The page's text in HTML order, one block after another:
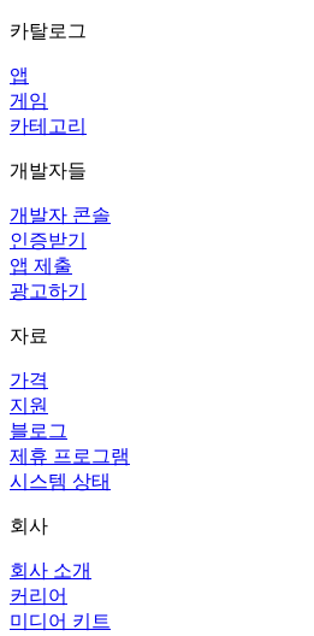
카탈로그
앱
게임
카테고리
개발자들
개발자 콘솔
인증받기
앱 제출
광고하기
자료
가격
지원
블로그
제휴 프로그램
시스템 상태
회사
회사 소개
커리어
미디어 키트